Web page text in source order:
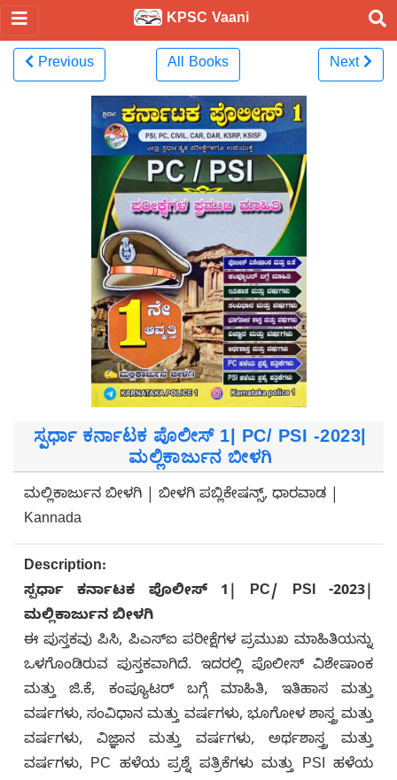
KPSC Vaani
Previous All Books Next
ಸ್ಪರ್ಧಾ ಕರ್ನಾಟಕ ಪೊಲೀಸ್ 1| PC/ PSI -2023|
ಮಲ್ಲಿಕಾರ್ಜುನ ಬೀಳಗಿ
ಮಲ್ಲಿಕಾರ್ಜುನ ಬೀಳಗಿ | ಬೀಳಗಿ ಪಬ್ಲಿಕೇಷನ್ಸ್, ಧಾರವಾಡ |
Kannada
Description:
ಸ್ಪರ್ಧಾ ಕರ್ನಾಟಕ ಪೊಲೀಸ್ 1| PC/ PSI -2023|
ಮಲ್ಲಿಕಾರ್ಜುನ ಬೀಳಗಿ
ಈ ಪುಸ್ತಕವು ಪಿಸಿ, ಪಿಎಸ್ಐ ಪರೀಕ್ಷೆಗಳ ಪ್ರಮುಖ ಮಾಹಿತಿಯನ್ನು
ಒಳಗೊಂಡಿರುವ ಪುಸ್ತಕವಾಗಿದೆ. ಇದರಲ್ಲಿ ಪೊಲೀಸ್ ವಿಶೇಷಾಂಕ
ಮತ್ತು ಜಿ.ಕೆ, ಕಂಪ್ಯೂಟರ್ ಬಗ್ಗೆ ಮಾಹಿತಿ, ಇತಿಹಾಸ ಮತ್ತು
ವರ್ಷಗಳು, ಸಂವಿಧಾನ ಮತ್ತು ವರ್ಷಗಳು, ಭೂಗೋಳ ಶಾಸ್ತ್ರ ಮತ್ತು
ವರ್ಷಗಳು, ವಿಜ್ಞಾನ ಮತ್ತು ವರ್ಷಗಳು, ಅರ್ಥಶಾಸ್ತ್ರ ಮತ್ತು
ವರ್ಷಗಳು, PC ಹಳೆಯ ಪ್ರಶ್ನೆ ಪತ್ರಿಕೆಗಳು ಮತ್ತು PSI ಹಳೆಯ